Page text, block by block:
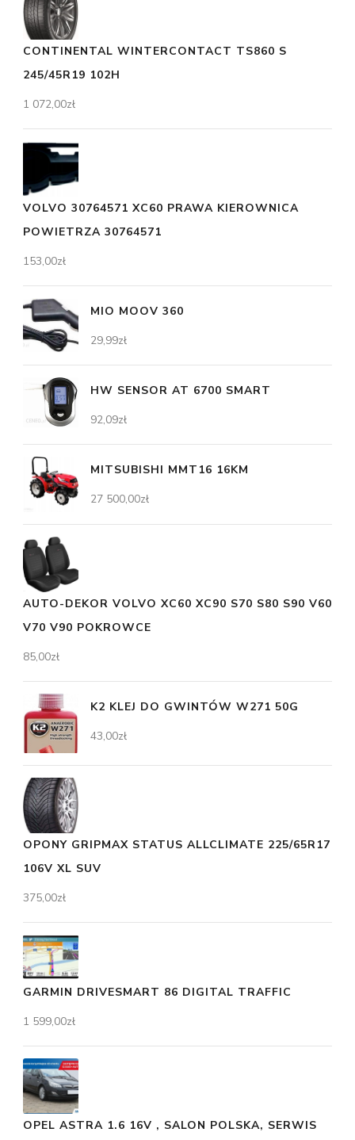
CONTINENTAL WINTERCONTACT TS860 S
245/45R19 102H
1 072,00zł
VOLVO 30764571 XC60 PRAWA KIEROWNICA
POWIETRZA 30764571
153,00zł
MIO MOOV 360
29,99zł
HW SENSOR AT 6700 SMART
92,09zł
MITSUBISHI MMT16 16KM
27 500,00zł
AUTO-DEKOR VOLVO XC60 XC90 S70 S80 S90 V60
V70 V90 POKROWCE
85,00zł
K2 KLEJ DO GWINTÓW W271 50G
43,00zł
OPONY GRIPMAX STATUS ALLCLIMATE 225/65R17
106V XL SUV
375,00zł
GARMIN DRIVESMART 86 DIGITAL TRAFFIC
1 599,00zł
OPEL ASTRA 1.6 16V , SALON POLSKA, SERWIS